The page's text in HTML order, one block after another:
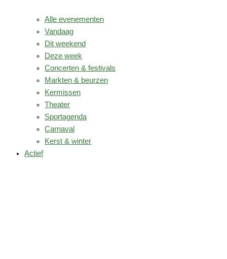
Alle evenementen
Vandaag
Dit weekend
Deze week
Concerten & festivals
Markten & beurzen
Kermissen
Theater
Sportagenda
Carnaval
Kerst & winter
Actief